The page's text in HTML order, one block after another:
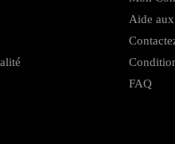
Aide
FAQ